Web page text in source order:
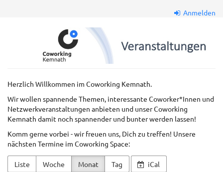
Anmelden
Coworkkem
GmbH
Herzlich Willkommen im Coworking Kemnath.
Wir wollen spannende Themen, interessante Coworker*Innen und
Netzwerkveranstaltungen anbieten und unser Coworking
Kemnath damit noch spannender und bunter werden lassen!
Komm gerne vorbei - wir freuen uns, Dich zu treffen! Unsere
nächsten Termine im Coworking Space:
Liste Woche Monat Tag iCal